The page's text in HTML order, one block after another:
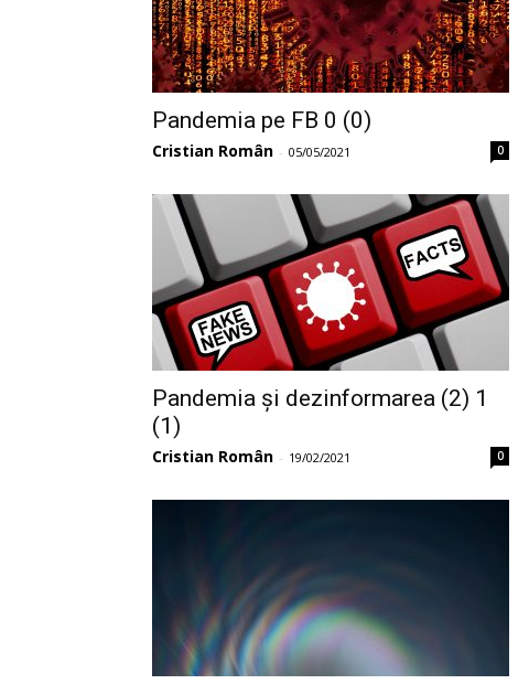
Pandemia pe FB 0 (0)
Cristian Român - 05/05/2021 0
Pandemia și dezinformarea (2) 1
(1)
Cristian Român - 19/02/2021 0